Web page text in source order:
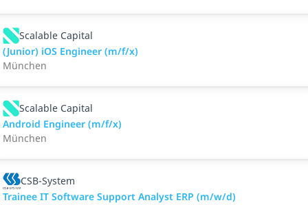
Scalable Capital
(Junior) iOS Engineer (m/f/x)
München
Scalable Capital
Android Engineer (m/f/x)
München
CSB-System
Trainee IT Software Support Analyst ERP (m/w/d)